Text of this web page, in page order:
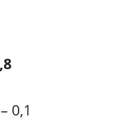
0,1